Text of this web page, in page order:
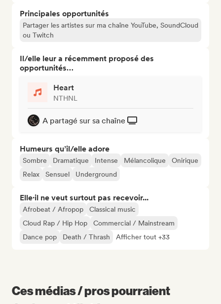
Principales opportunités
Partager les artistes sur ma chaîne YouTube, SoundCloud
ou Twitch
Il/elle leur a récemment proposé des
opportunités…
Heart
NTHNL
A partagé sur sa chaîne
Humeurs qu’il/elle adore
Sombre Dramatique Intense Mélancolique
Onirique
Relax
Sensuel Underground
Elle·il ne veut surtout pas recevoir...
Afrobeat / Afropop
Classical music
Cloud Rap / Hip Hop
Commercial / Mainstream
Dance pop
Death / Thrash Afficher tout +33
Ces médias / pros pourraient